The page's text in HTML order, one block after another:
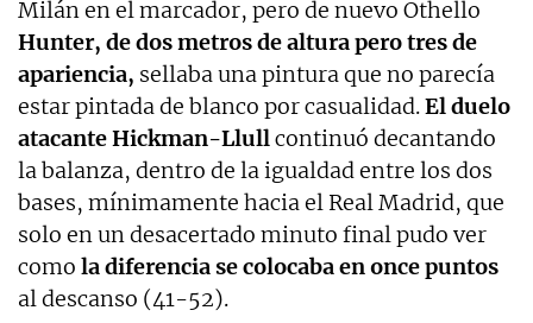
Milán en el marcador, pero de nuevo Othello
Hunter, de dos metros de altura pero tres de
apariencia, sellaba una pintura que no parecía
estar pintada de blanco por casualidad.El duelo
atacante Hickman-Llullcontinuó decantando
la balanza, dentro de la igualdad entre los dos
bases, mínimamente hacia el Real Madrid, que
solo en un desacertado minuto final pudo ver
como la diferencia se colocaba en once puntos
al descanso (41-52).